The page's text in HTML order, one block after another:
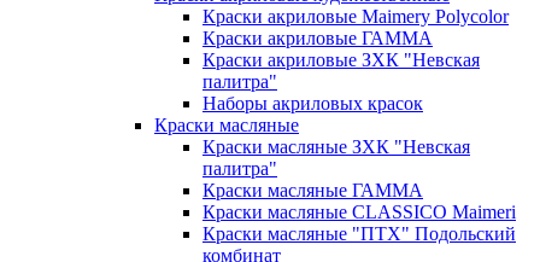
Краски акриловые Maimery Polycolor
Краски акриловые ГАММА
Краски акриловые ЗХК "Невская
палитра"
Наборы акриловых красок
Краски масляные
Краски масляные ЗХК "Невская
палитра"
Краски масляные ГАММА
Краски масляные CLASSICO Maimeri
Краски масляные "ПТХ" Подольский
комбинат